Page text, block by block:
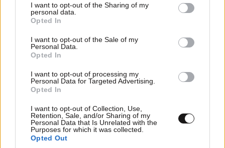
not limited to your visit or usage behaviour. You may click to
grant or deny consent to Google and its third-party tags to
use your data for below specified purposes in below Google
consent section.
I want to opt-out of the Sharing of my
personal data.
Opted In
I want to opt-out of the Sale of my
Personal Data.
Opted In
I want to opt-out of processing my
Personal Data for Targeted Advertising.
Opted In
I want to opt-out of Collection, Use,
Retention, Sale, and/or Sharing of my
Personal Data that Is Unrelated with the
Purposes for which it was collected.
Opted Out
ΕΛΛΑΔΑ06·08·2026 21:47
Τραγωδία στα Μάλια: «Ο πανικός τη σκότωσε»
– Τι λένε μάρτυρες για τη 42χρονη Ολλανδή